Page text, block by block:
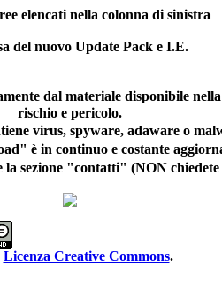
elencati nella colonna di sinistra
del nuovo Update Pack e I.E.
dal materiale disponibile
rischio e pericolo.
virus, spyware, adaware o
è in continuo e costante
la sezione "contatti" (NON
Licenza Creative Commons.